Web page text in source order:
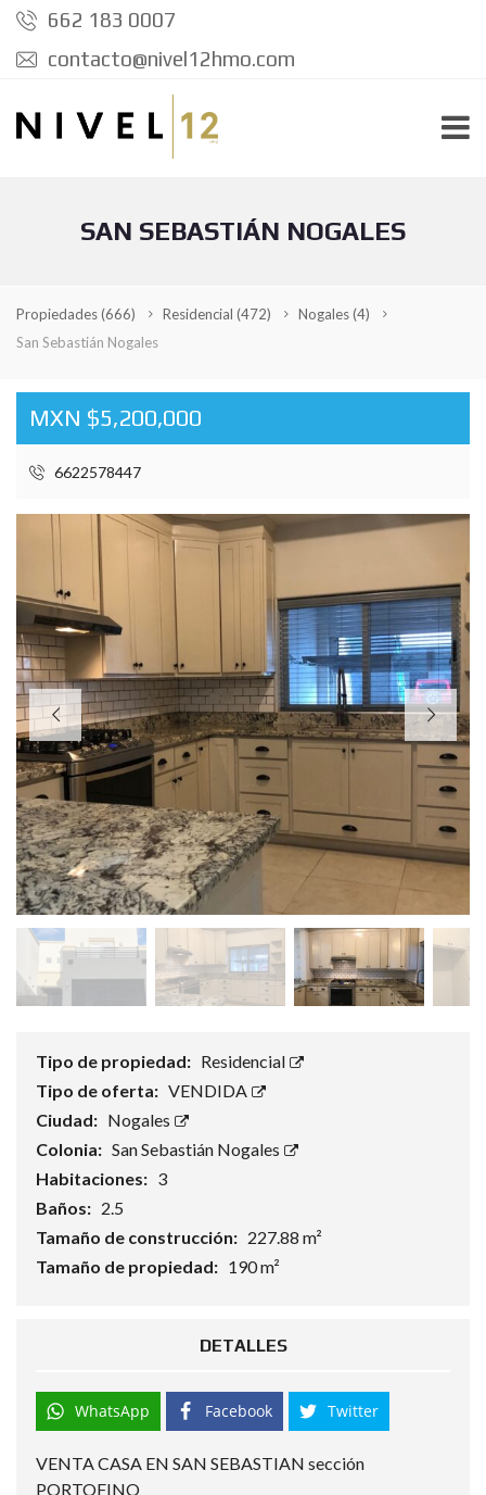
662 183 0007
contacto@nivel12hmo.com
SAN SEBASTIÁN NOGALES
Propiedades(666) Residencial (472) Nogales(4)
San Sebastián Nogales
MXN $5,200,000
6622578447
Tipo de propiedad: Residencial
Tipo de oferta: VENDIDA
Ciudad: Nogales
Colonia: San Sebastián Nogales
Habitaciones: 3
Baños: 2.5
Tamaño de construcción: 227.88 m²
Tamaño de propiedad: 190 m²
DETALLES
WhatsApp Facebook Twitter
VENTA CASA EN SAN SEBASTIAN sección
PORTOFINO